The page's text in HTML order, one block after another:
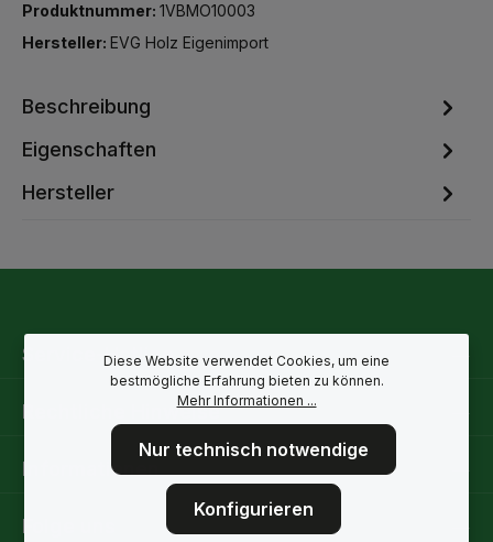
Produktnummer: 1VBMO10003
Hersteller: EVG Holz Eigenimport
Beschreibung
Eigenschaften
Hersteller
Service-Hotline
Rechtliche Hinweise
Informationen
Folge uns
Diese Website verwendet Cookies, um eine
bestmögliche Erfahrung bieten zu können.
Mehr Informationen ...
Nur technisch notwendige
Konfigurieren